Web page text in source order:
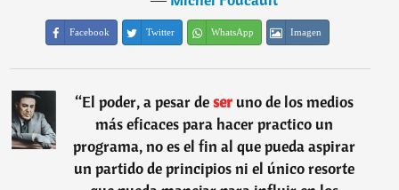
Facebook Twitter WhatsApp Imagen
“El poder, a pesar deseruno de los medios
más eficaces para hacer practico un
programa, no es el fin al que pueda aspirar
un partido de principios ni el único resorte